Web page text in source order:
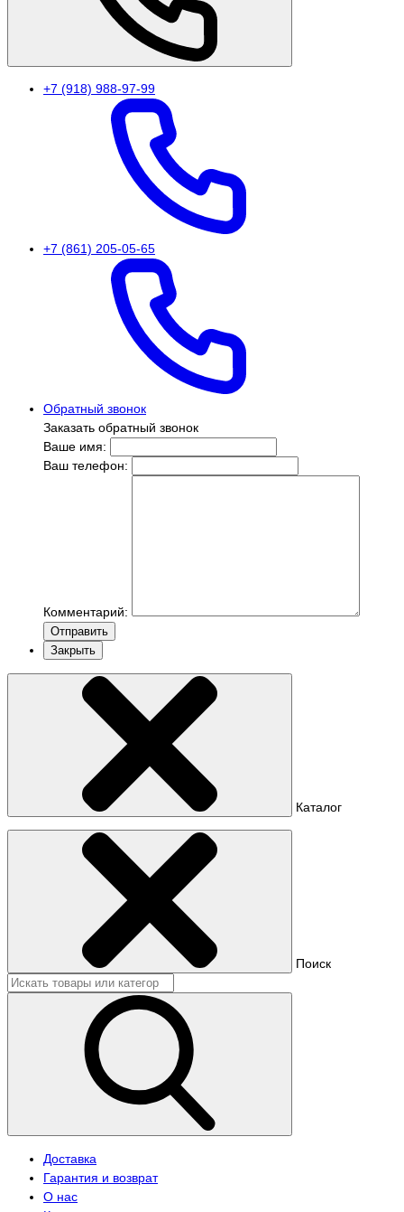
+7 (918) 988-97-99
+7 (861) 205-05-65
Обратный звонок
Заказать обратный звонок
Ваше имя:
Ваш телефон:
Комментарий:
Отправить
Закрыть
Каталог
Поиск
Доставка
Гарантия и возврат
О нас